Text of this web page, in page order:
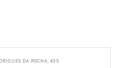
DA ROCHA, 435